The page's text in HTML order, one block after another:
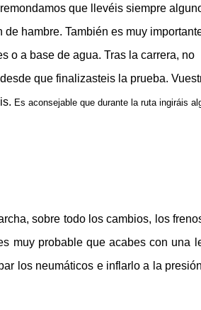
que llevéis siempre
hambre. También es muy
o a base de agua. Tras la carrera, no
que finalizasteis la prueba.
Es aconsejable que durante la ruta ingiráis
sobre todo los cambios, los
muy probable que acabes con una
los neumáticos e inflarlo a la